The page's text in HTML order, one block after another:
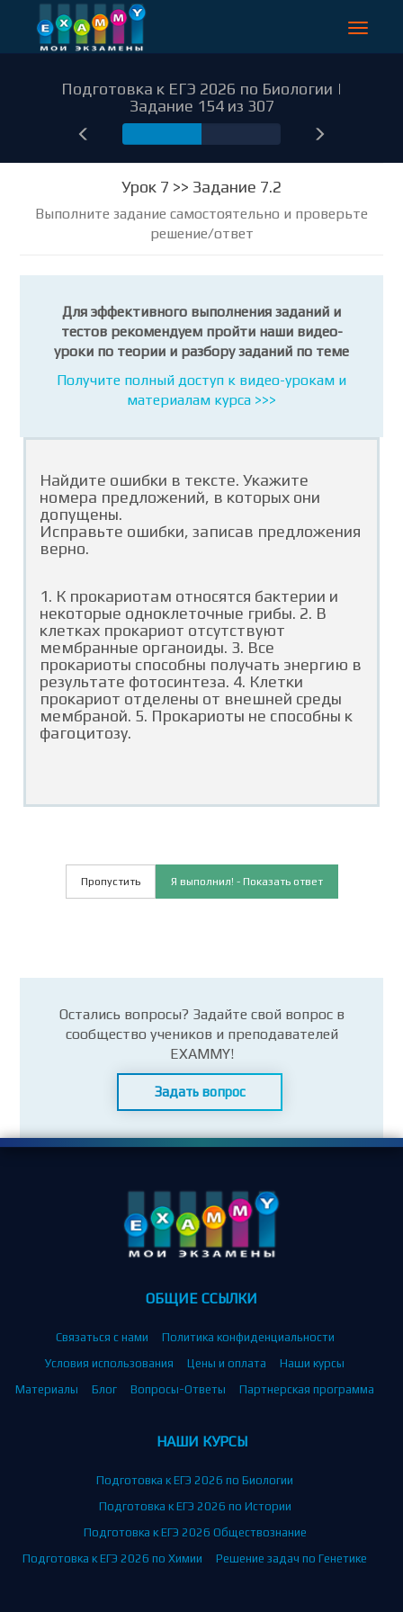
Toggle
Подготовка к ЕГЭ 2026 по Биологии |
Задание 154 из 307
Урок 7 >> Задание 7.2
Выполните задание самостоятельно и проверьте
решение/ответ
Для эффективного выполнения заданий и
тестов рекомендуем пройти наши видео-
уроки по теории и разбору заданий по теме
Получите полный доступ к видео-урокам и
материалам курса >>>
Найдите ошибки в тексте. Укажите
номера предложений, в которых они
допущены.
Исправьте ошибки, записав предложения
верно.
1. К прокариотам относятся бактерии и
некоторые одноклеточные грибы. 2. В
клетках прокариот отсутствуют
мембранные органоиды. 3. Все
прокариоты способны получать энергию в
результате фотосинтеза. 4. Клетки
прокариот отделены от внешней среды
мембраной. 5. Прокариоты не способны к
фагоцитозу.
Пропустить Я выполнил! - Показать ответ
Остались вопросы? Задайте свой вопрос в
сообщество учеников и преподавателей
EXAMMY!
Задать вопрос
ОБЩИЕ ССЫЛКИ
Связаться с нами
Политика конфиденциальности
Условия использования
Цены и оплата
Наши курсы
Материалы
Блог Вопросы-Ответы Партнерская программа
НАШИ КУРСЫ
Подготовка к ЕГЭ 2026 по Биологии
Подготовка к ЕГЭ 2026 по Истории
Подготовка к ЕГЭ 2026 Обществознание
Подготовка к ЕГЭ 2026 по Химии
Решение задач по Генетике